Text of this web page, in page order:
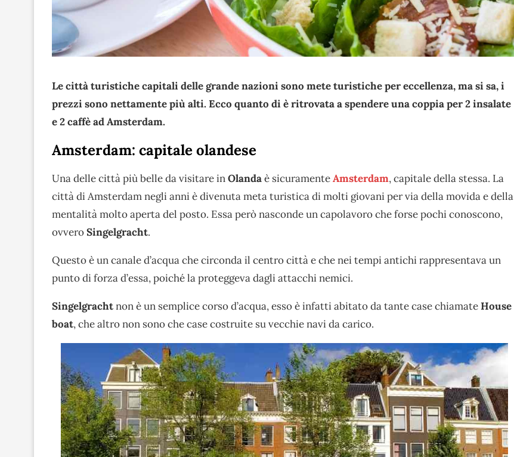
Le città turistiche capitali delle grande nazioni sono mete turistiche per eccellenza, ma si sa, i
prezzi sono nettamente più alti. Ecco quanto di è ritrovata a spendere una coppia per 2 insalate
e 2 caffè ad Amsterdam.
Amsterdam: capitale olandese
Una delle città più belle da visitare inOlandaè sicuramenteAmsterdam, capitale della stessa. La
città di Amsterdam negli anni è divenuta meta turistica di molti giovani per via della movida e della
mentalità molto aperta del posto. Essa però nasconde un capolavoro che forse pochi conoscono,
ovveroSingelgracht.
Questo è un canale d’acqua che circonda il centro città e che nei tempi antichi rappresentava un
punto di forza d’essa, poiché la proteggeva dagli attacchi nemici.
Singelgrachtnon è un semplice corso d’acqua, esso è infatti abitato da tante case chiamateHouse
boat, che altro non sono che case costruite su vecchie navi da carico.